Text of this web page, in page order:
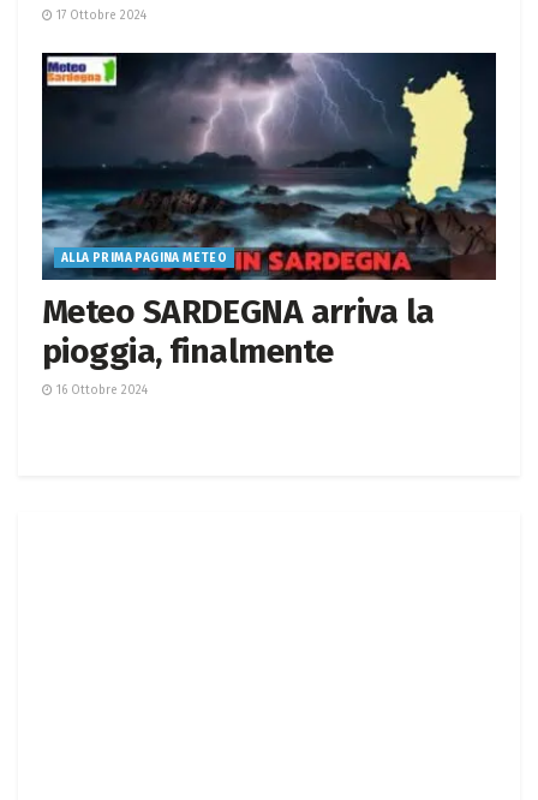
17 Ottobre 2024
ALLA PRIMA PAGINA METEO
Meteo SARDEGNA arriva la
pioggia, finalmente
16 Ottobre 2024